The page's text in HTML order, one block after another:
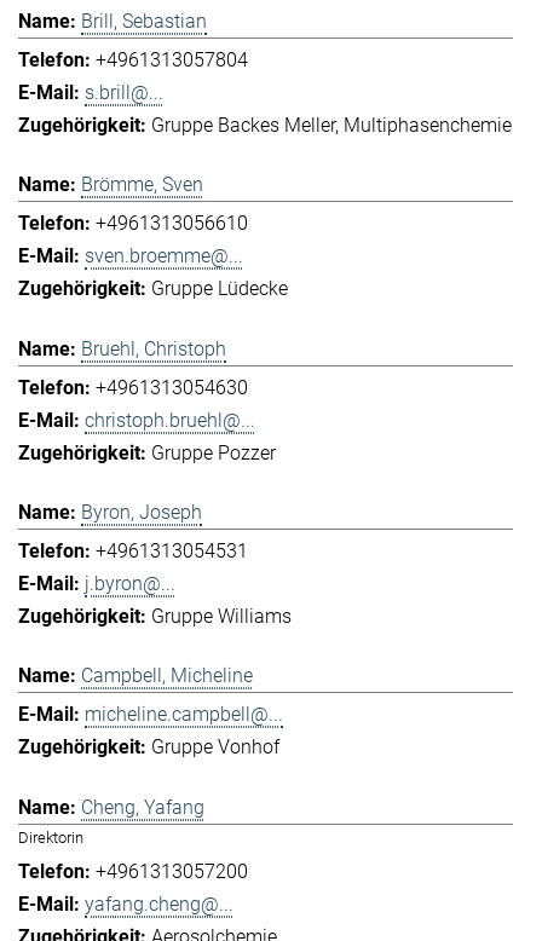
Brill, Sebastian
+4961313057804
s.brill@...
Gruppe Backes Meller Multiphasenchemie
Brömme, Sven
+4961313056610
sven.broemme@...
Gruppe Lüdecke
Bruehl, Christoph
+4961313054630
christoph.bruehl@...
Gruppe Pozzer
Byron, Joseph
+4961313054531
j.byron@...
Gruppe Williams
Campbell, Micheline
micheline.campbell@...
Gruppe Vonhof
Cheng, Yafang
Direktorin
+4961313057200
yafang.cheng@...